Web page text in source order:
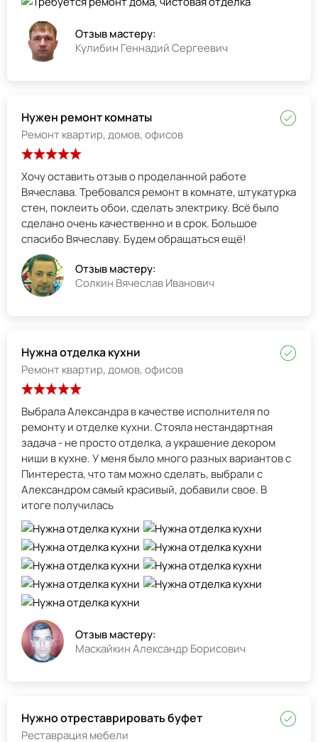
Отзыв мастеру:
Кулибин Геннадий Сергеевич
Нужен ремонт комнаты
Ремонт квартир, домов, офисов
Хочу оставить отзыв о проделанной работе
Вячеслава. Требовался ремонт в комнате, штукатурка
стен, поклеить обои, сделать электрику. Всё было
сделано очень качественно и в срок. Большое
спасибо Вячеславу. Будем обращаться ещё!
Отзыв мастеру:
Солкин Вячеслав Иванович
Нужна отделка кухни
Ремонт квартир, домов, офисов
Выбрала Александра в качестве исполнителя по
ремонту и отделке кухни. Стояла нестандартная
задача - не просто отделка, а украшение декором
ниши в кухне. У меня было много разных вариантов с
Пинтереста, что там можно сделать, выбрали с
Александром самый красивый, добавили свое. В
итоге получилась
Отзыв мастеру:
Маскайкин Александр Борисович
Нужно отреставрировать буфет
Реставрация мебели